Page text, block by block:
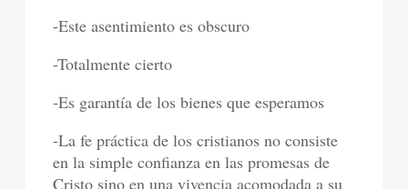
-Este asentimiento es obscuro
-Totalmente cierto
-Es garantía de los bienes que esperamos
-La fe práctica de los cristianos no consiste
en la simple confianza en las promesas de
Cristo sino en una vivencia acomodada a su